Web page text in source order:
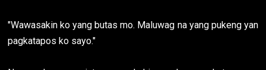
"Wawasakin ko yang butas mo. Maluwag na yang pukeng yan
pagkatapos ko sayo."